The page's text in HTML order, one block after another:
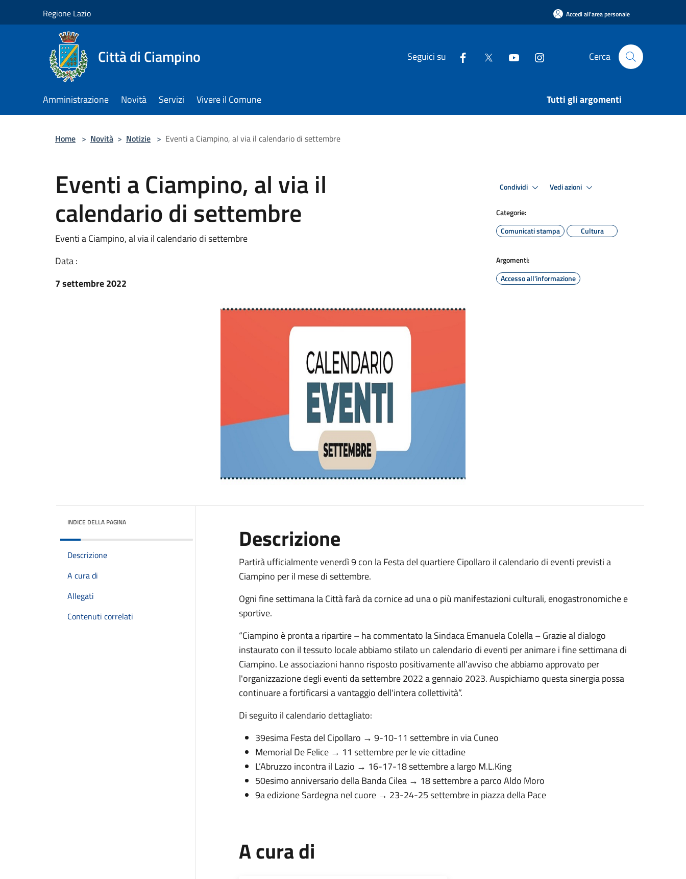
Regione Lazio Accedi all'area personale
Città di Ciampino Seguici su Cerca
Amministrazione Novità Servizi Vivere il Comune Tutti gli argomenti
Home > Novità > Notizie > Eventi a Ciampino, al via il calendario di settembre
Eventi a Ciampino, al via il
calendario di settembre
Eventi a Ciampino, al via il calendario di settembre
Data :
7 settembre 2022
Condividi Vedi azioni
Categorie:
Comunicati stampa
Cultura
Argomenti:
Accesso all'informazione
INDICE DELLA PAGINA
Descrizione
A cura di
Allegati
Contenuti correlati
Descrizione
Partirà ufficialmente venerdì 9 con la Festa del quartiere Cipollaro il calendario di eventi previsti a
Ciampino per il mese di settembre.
Ogni fine settimana la Città farà da cornice ad una o più manifestazioni culturali, enogastronomiche e
sportive.
“Ciampino è pronta a ripartire – ha commentato la Sindaca Emanuela Colella – Grazie al dialogo
instaurato con il tessuto locale abbiamo stilato un calendario di eventi per animare i fine settimana di
Ciampino. Le associazioni hanno risposto positivamente all'avviso che abbiamo approvato per
l'organizzazione degli eventi da settembre 2022 a gennaio 2023. Auspichiamo questa sinergia possa
continuare a fortificarsi a vantaggio dell'intera collettività”.
Di seguito il calendario dettagliato:
39esima Festa del Cipollaro → 9-10-11 settembre in via Cuneo
Memorial De Felice → 11 settembre per le vie cittadine
L’Abruzzo incontra il Lazio → 16-17-18 settembre a largo M.L.King
50esimo anniversario della Banda Cilea → 18 settembre a parco Aldo Moro
9a edizione Sardegna nel cuore → 23-24-25 settembre in piazza della Pace
A cura di